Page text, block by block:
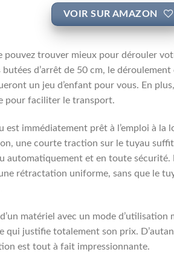
VOIR SUR AMAZON
pouvez trouver mieux pour dérouler
butées d’arrêt de 50 cm, le
un jeu d’enfant pour vous. En
pour faciliter le transport.
est immédiatement prêt à l’emploi à la
une courte traction sur le tuyau suffit
automatiquement et en toute sécurité.
rétractation uniforme, sans que le
d’un matériel avec un mode d’utilisation
qui justifie totalement son prix.
est tout à fait impressionnante.